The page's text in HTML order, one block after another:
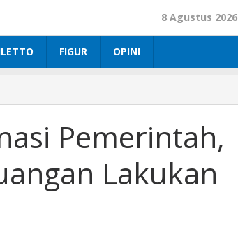
8 Agustus 2026
FIGUR OPINI
Pemerintah,
Lakukan